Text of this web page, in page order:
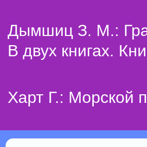
Дымшиц З. М.:
В двух книгах.
Харт Г.: Морской